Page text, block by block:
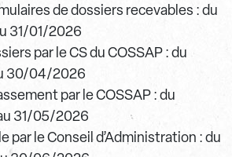
de dossiers recevables : du
31/01/2026
par le CS du COSSAP : du
30/04/2026
par le COSSAP : du
31/05/2026
par le Conseil d’Administration : du